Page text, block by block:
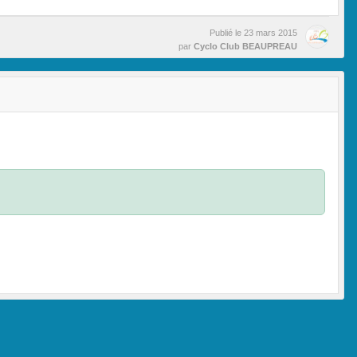
Publié le 23 mars 2015
par Cyclo Club BEAUPREAU